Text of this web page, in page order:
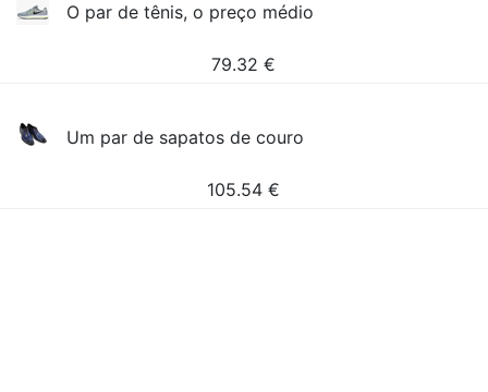
O par de tênis, o preço médio
79.32 €
Um par de sapatos de couro
105.54 €